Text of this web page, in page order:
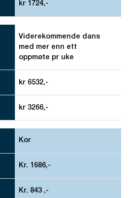
kr 1724,-
Viderekommende dans
med mer enn ett
oppmøte pr uke
kr 6532,-
kr 3266,-
Kor
Kr. 1686,-
Kr. 843 ,-